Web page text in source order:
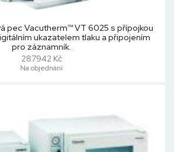
pec Vacutherm™ VT 6025 s přípojkou
ukazatelem tlaku a připojením
pro záznamník.
287942 Kč
Na objednání